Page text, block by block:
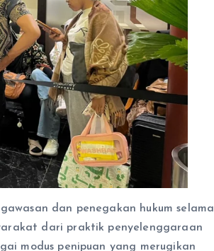
dan penegakan hukum selama
dari praktik penyelenggaraan
modus penipuan yang merugikan